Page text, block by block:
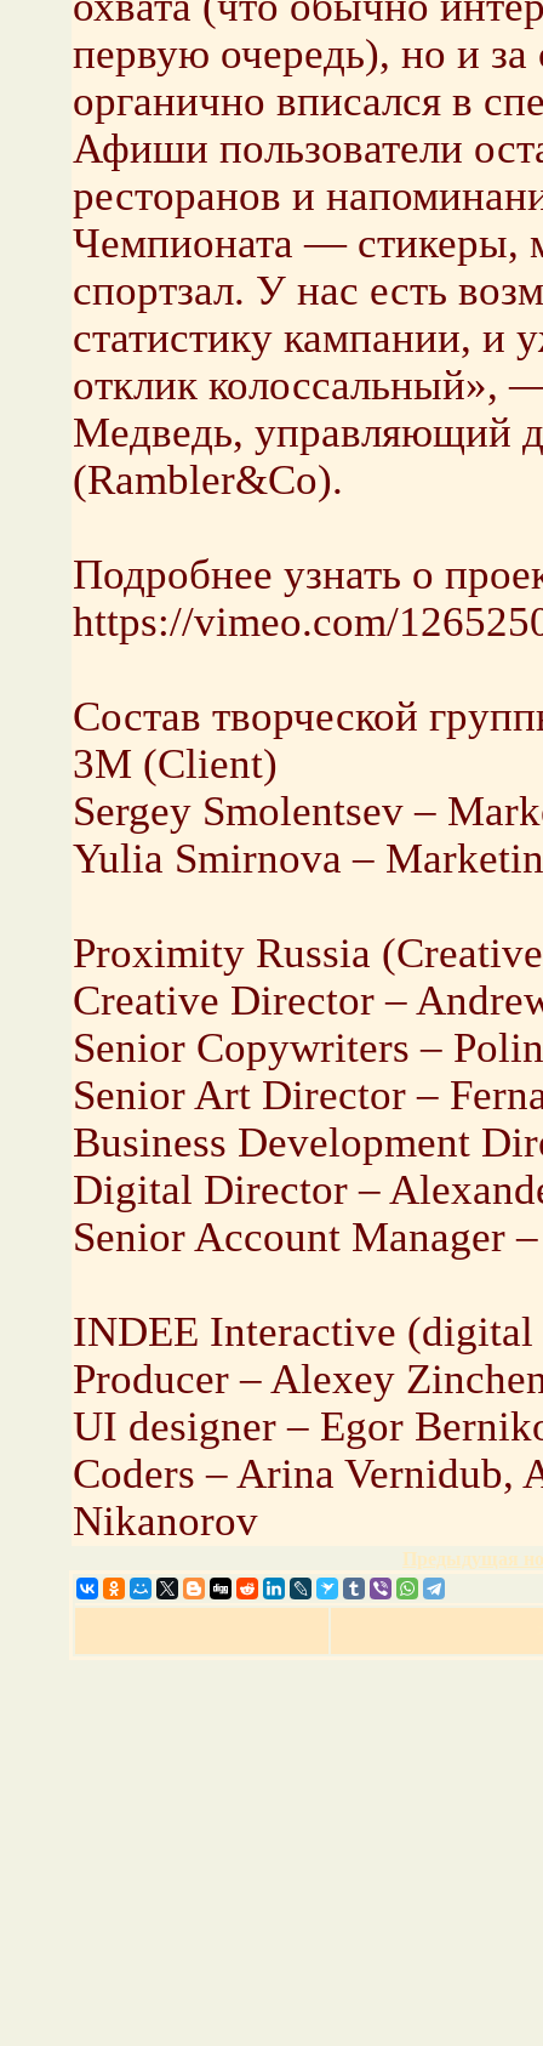
первую очередь), но и за
органично вписался в
Афиши пользователи
ресторанов и
Чемпионата — стикеры,
спортзал. У нас есть
статистику кампании, и
отклик колоссальный»,
Медведь, управляющий
(Rambler&Co).
Подробнее узнать о
https://vimeo.com/
Состав творческой
3M (Client)
Sergey Smolentsev –
Yulia Smirnova –
Proximity Russia
Creative Director –
Senior Copywriters –
Senior Art Director –
Business Development
Digital Director –
Senior Account Manager
INDEE Interactive (digital
Producer – Alexey
UI designer – Egor
Coders – Arina Vernidub,
Nikanorov
Предыдущая